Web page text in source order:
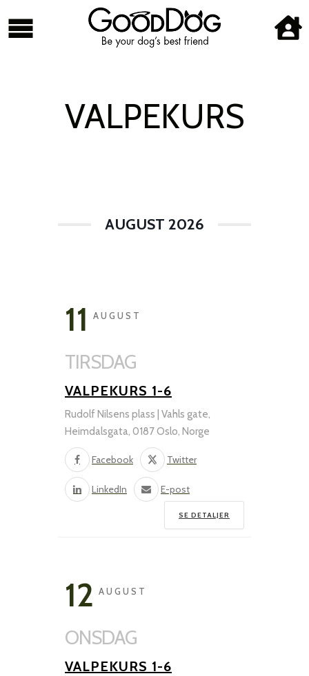
VALPEKURS
AUGUST 2026
11 AUGUST
TIRSDAG
VALPEKURS 1-6
Rudolf Nilsens plass | Vahls gate,
Heimdalsgata, 0187 Oslo, Norge
Facebook Twitter
LinkedIn E-post
SE DETALJER
12 AUGUST
ONSDAG
VALPEKURS 1-6